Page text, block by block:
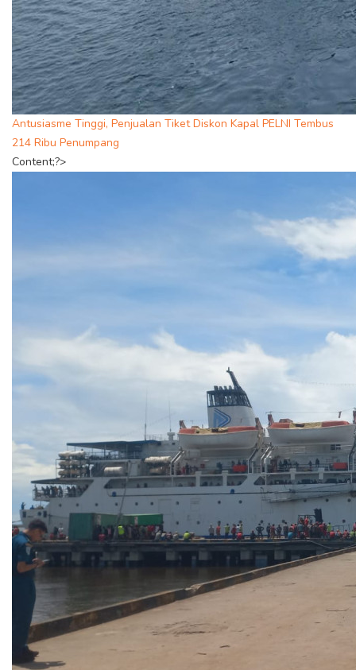
Antusiasme Tinggi, Penjualan Tiket Diskon Kapal PELNI Tembus
214 Ribu Penumpang
Content;?>